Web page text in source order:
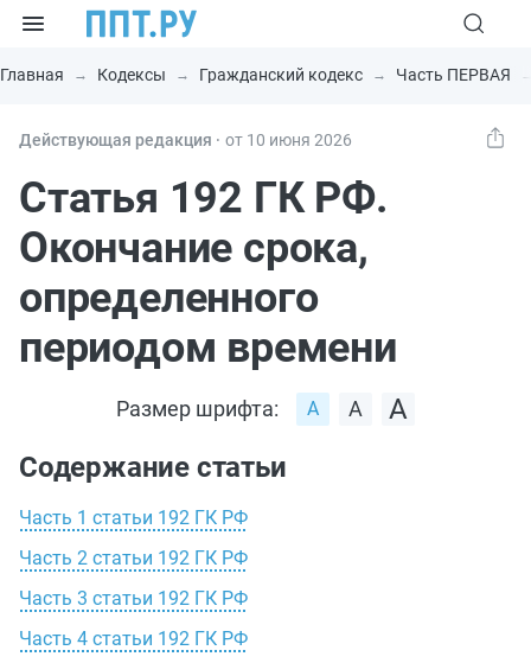
Главная Кодексы Гражданский кодекс Часть ПЕРВАЯ
Действующая редакция ⸱ от 10 июня 2026
Статья 192 ГК РФ.
Окончание срока,
определенного
периодом времени
Размер шрифта:
Содержание статьи
Часть 1 статьи 192 ГК РФ
Часть 2 статьи 192 ГК РФ
Часть 3 статьи 192 ГК РФ
Часть 4 статьи 192 ГК РФ